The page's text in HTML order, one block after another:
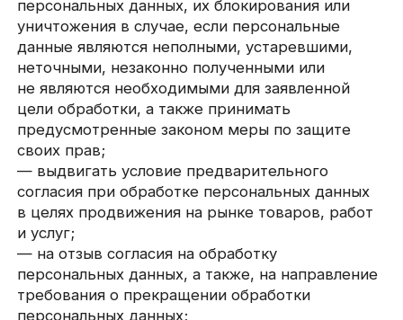
заранее определенных и законных целей.
Не допускается обработка персональных
данных, несовместимая с целями сбора
персональных данных.
5.3. Не допускается объединение баз данных,
содержащих персональные данные, обработка
которых осуществляется в целях,
несовместимых между собой.
5.4. Обработке подлежат только персональные
данные, которые отвечают целям их обработки.
5.5. Содержание и объем обрабатываемых
персональных данных соответствуют
заявленным целям обработки. Не допускается
избыточность обрабатываемых персональных
данных по отношению к заявленным целям
их обработки.
5.6. При обработке персональных данных
обеспечивается точность персональных